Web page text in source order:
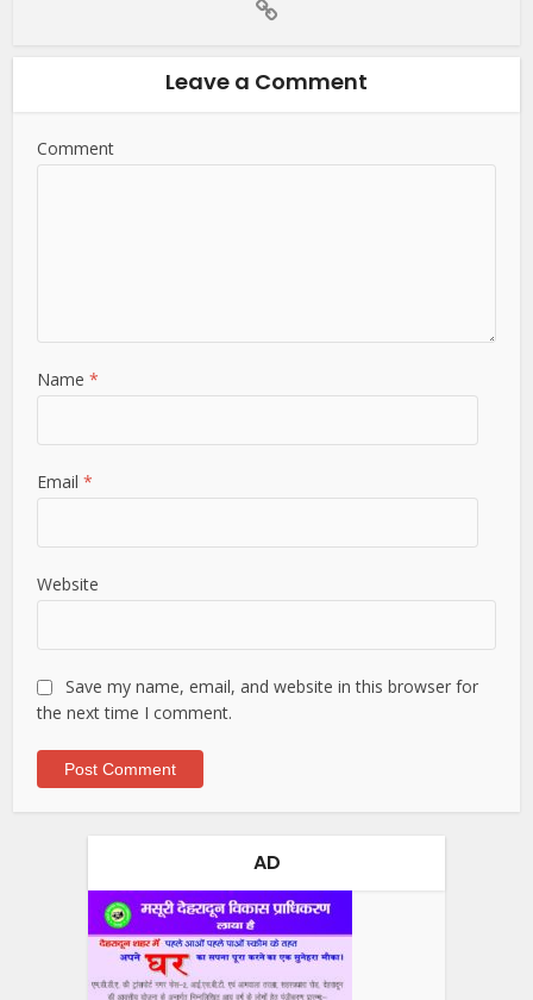
Leave a Comment
Comment
Name*
Email*
Website
Save my name, email, and website in this browser for
the next time I comment.
AD